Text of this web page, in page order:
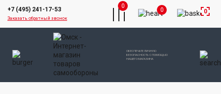
+7 (495) 241-17-53
Заказать обратный звонок
ОБЕСПЕЧЬТЕ ЛИЧНУЮ
БЕЗОПАСНОСТЬ С ПОМОЩЬЮ
НАШЕГО МАГАЗИНА
0
0 0